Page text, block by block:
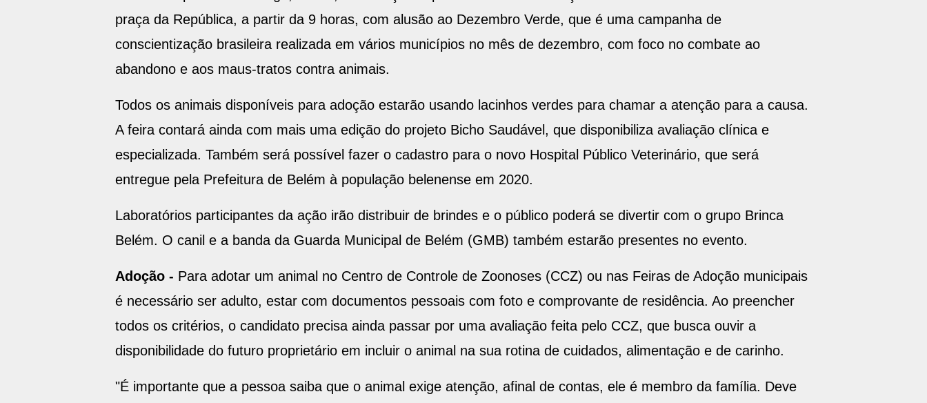
praça da República, a partir da 9 horas, com alusão ao Dezembro Verde, que é uma campanha de
conscientização brasileira realizada em vários municípios no mês de dezembro, com foco no combate ao
abandono e aos maus-tratos contra animais.
Todos os animais disponíveis para adoção estarão usando lacinhos verdes para chamar a atenção para a causa.
A feira contará ainda com mais uma edição do projeto Bicho Saudável, que disponibiliza avaliação clínica e
especializada. Também será possível fazer o cadastro para o novo Hospital Público Veterinário, que será
entregue pela Prefeitura de Belém à população belenense em 2020.
Laboratórios participantes da ação irão distribuir de brindes e o público poderá se divertir com o grupo Brinca
Belém. O canil e a banda da Guarda Municipal de Belém (GMB) também estarão presentes no evento.
Adoção - Para adotar um animal no Centro de Controle de Zoonoses (CCZ) ou nas Feiras de Adoção municipais
é necessário ser adulto, estar com documentos pessoais com foto e comprovante de residência. Ao preencher
todos os critérios, o candidato precisa ainda passar por uma avaliação feita pelo CCZ, que busca ouvir a
disponibilidade do futuro proprietário em incluir o animal na sua rotina de cuidados, alimentação e de carinho.
"É importante que a pessoa saiba que o animal exige atenção, afinal de contas, ele é membro da família. Deve